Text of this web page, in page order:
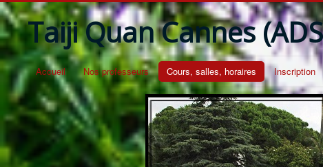
Taiji Quan Cannes
Accueil Nos professeurs Cours, salles, horaires Inscription